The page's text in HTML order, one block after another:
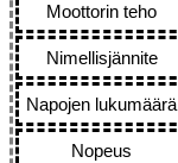
Moottorin teho
Nimellisjännite
Napojen lukumäärä
Nopeus